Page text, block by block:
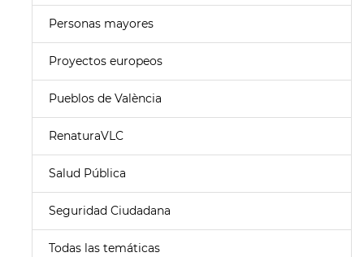
Personas mayores
Proyectos europeos
Pueblos de València
RenaturaVLC
Salud Pública
Seguridad Ciudadana
Todas las temáticas